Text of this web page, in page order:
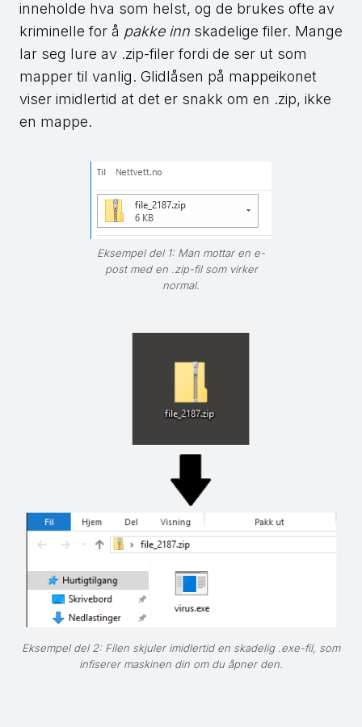
inneholde hva som helst, og de brukes ofte av
kriminelle for å pakke inn skadelige filer. Mange
lar seg lure av .zip-filer fordi de ser ut som
mapper til vanlig. Glidlåsen på mappeikonet
viser imidlertid at det er snakk om en .zip, ikke
en mappe.
Eksempel del 1: Man mottar en e-
post med en .zip-fil som virker
normal.
Eksempel del 2: Filen skjuler imidlertid en skadelig .exe-fil, som
infiserer maskinen din om du åpner den.